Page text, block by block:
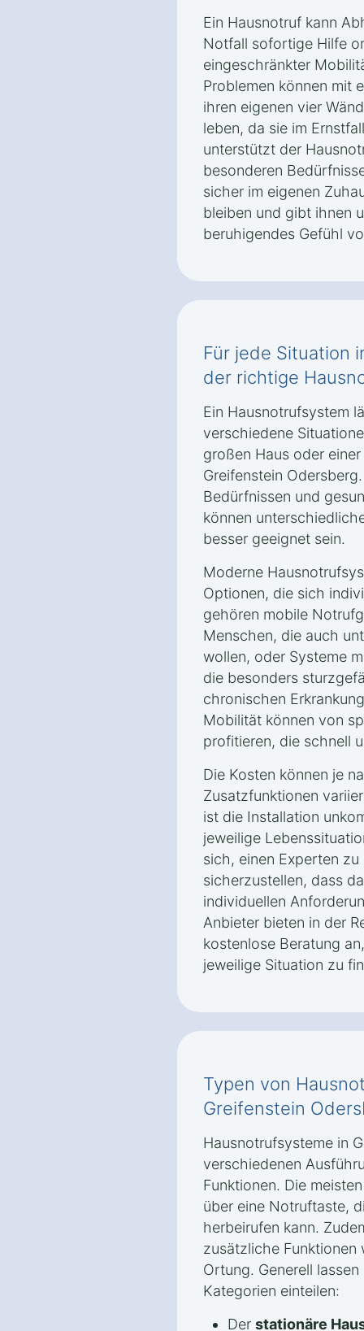
Ein Hausnotruf kann
Notfall sofortige Hilfe
eingeschränkter
Problemen können mit
ihren eigenen vier
leben, da sie im
unterstützt der
besonderen
sicher im eigenen
bleiben und gibt ihnen
beruhigendes Gefühl
Für jede Situation
der richtige
Ein Hausnotrufsystem
verschiedene
großen Haus oder
Greifenstein
Bedürfnissen und
können
besser geeignet sein.
Moderne
Optionen, die sich
gehören mobile
Menschen, die auch
wollen, oder Systeme
die besonders
chronischen
Mobilität können von
profitieren, die schnell
Die Kosten können je
Zusatzfunktionen
ist die Installation
jeweilige
sich, einen Experten
sicherzustellen, dass
individuellen
Anbieter bieten in der
kostenlose Beratung
jeweilige Situation zu
Typen von
Greifenstein
Hausnotrufsysteme in
verschiedenen
Funktionen. Die
über eine Notruftaste,
herbeirufen kann.
zusätzliche Funktionen
Ortung. Generell
Kategorien einteilen:
Der stationäre